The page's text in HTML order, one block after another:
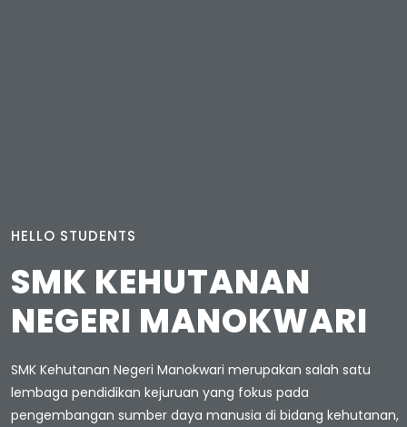
HELLO STUDENTS
SMK KEHUTANAN
NEGERI MANOKWARI
SMK Kehutanan Negeri Manokwari merupakan salah satu
lembaga pendidikan kejuruan yang fokus pada
pengembangan sumber daya manusia di bidang kehutanan,